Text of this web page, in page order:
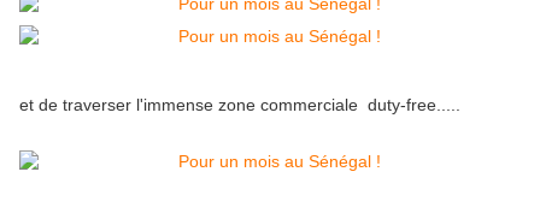
et de traverser l'immense zone commerciale duty-free.....